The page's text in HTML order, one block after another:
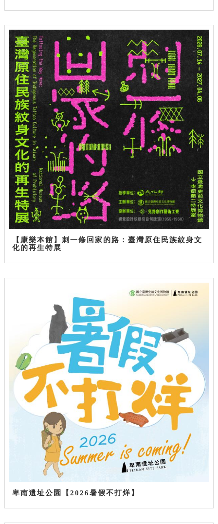
【康樂本館】刺一條回家的路：臺灣原住民族紋身文
化的再生特展
卑南遺址公園【2026暑假不打烊】